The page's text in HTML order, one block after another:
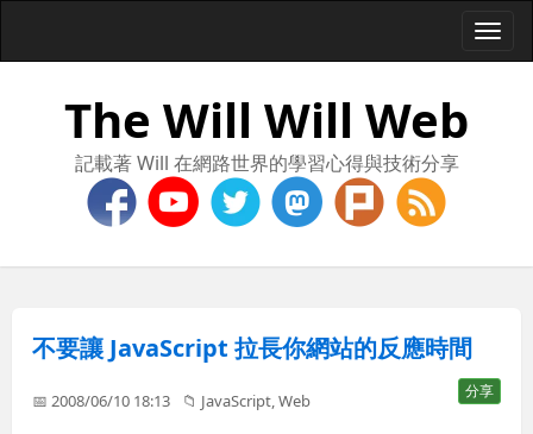
The Will Will Web
記載著 Will 在網路世界的學習心得與技術分享
不要讓 JavaScript 拉長你網站的反應時間
分享
📅 2008/06/10 18:13 📁 JavaScript ,Web